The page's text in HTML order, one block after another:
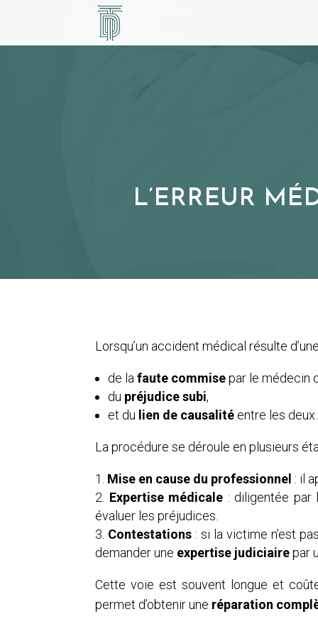
L’ERREUR
Lorsqu’un accident médical résulte
de lafaute commisepar le médecin
du préjudice subi,
et du lien de causalité entre les deux.
La procédure se déroule en plusieurs
Mise en cause du professionnel : il
Expertise médicale : diligentée par
évaluer les préjudices.
Contestations : si la victime n’est
demander une expertise judiciairepar
Cette voie est souvent longue et
permet d’obtenir une réparation